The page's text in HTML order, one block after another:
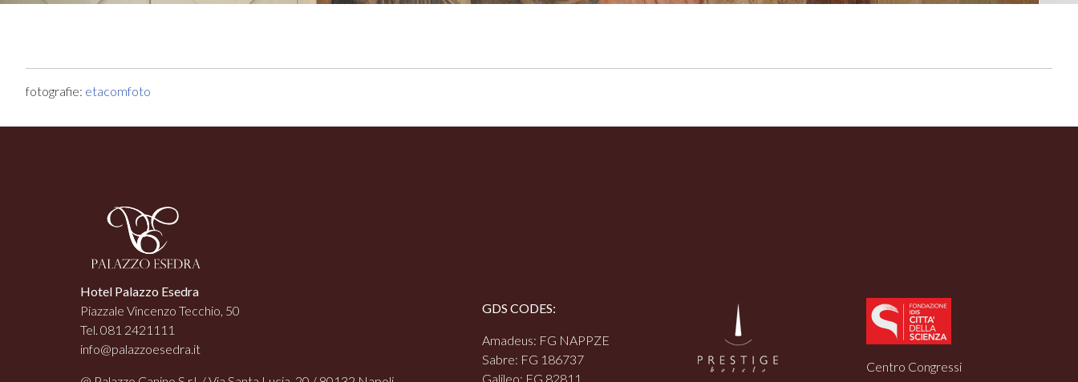
fotografie: etacomfoto
Hotel Palazzo Esedra
Piazzale Vincenzo Tecchio, 50
Tel. 081 2421111
info@palazzoesedra.it
GDS CODES:
Amadeus: FG NAPPZE
Sabre: FG 186737
Galileo: FG 82811
Centro Congressi